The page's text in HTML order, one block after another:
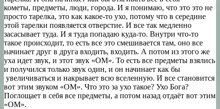
кометы, предметы, люди, города. И я понимаю, что это это не
просто тарелка, это как какое-то ухо, потому что в середине
этой тарелки появляется отверстие. И все так медленно
засасывает туда. И я туда попадаю куда-то. Внутри что-то
такое происходит, то есть все это смешивается там, оно все
начинает друг в друга входить, входить. А потом из этого же
уха идет звук, и этот звук «ОМ». То есть все предметы взялись
и получился только звук один, и он начинает как бы
увеличиваться и накрывает всю вселенную. И все становится
вот этим звуком «ОМ». Что это за ухо такое? Ухо Бога?
Поглощает в себя все предметы, а потом назад отдаёт вот этим
«ОМ».